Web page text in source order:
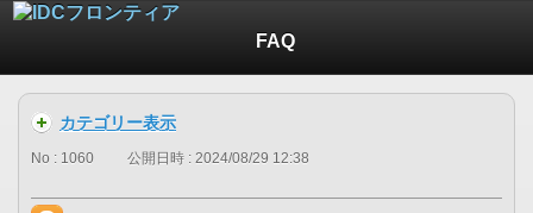
FAQ
カテゴリー表示
No : 1060 公開日時 : 2024/08/29 12:38